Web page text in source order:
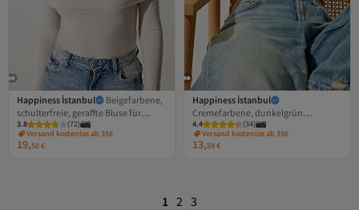
Happiness İstanbul
Beigefarbene,
schulterfreie, geraffte Bluse für
Damen FF00161
3.8 (72)
Versand kostenlos ab 35€
19,50€
Happiness İstanbul
Cremefarbene, dunkelgrün
gemusterte, kurz geschnittene
Strickbluse mit Stehkragen für
Damen NJ00136
4.4 (34)
Versand kostenlos ab 35€
13,59€
1 2 3